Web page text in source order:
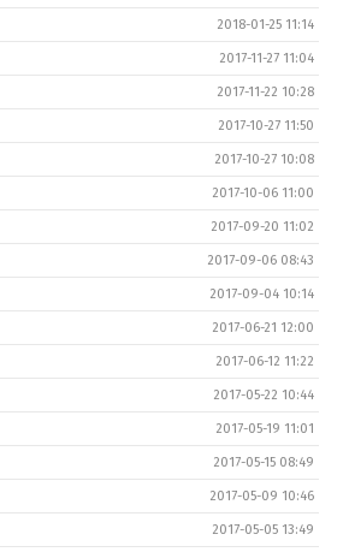
2018-01-25 11:14
2017-11-27 11:04
2017-11-22 10:28
2017-10-27 11:50
2017-10-27 10:08
2017-10-06 11:00
2017-09-20 11:02
2017-09-06 08:43
2017-09-04 10:14
2017-06-21 12:00
2017-06-12 11:22
2017-05-22 10:44
2017-05-19 11:01
2017-05-15 08:49
2017-05-09 10:46
2017-05-05 13:49